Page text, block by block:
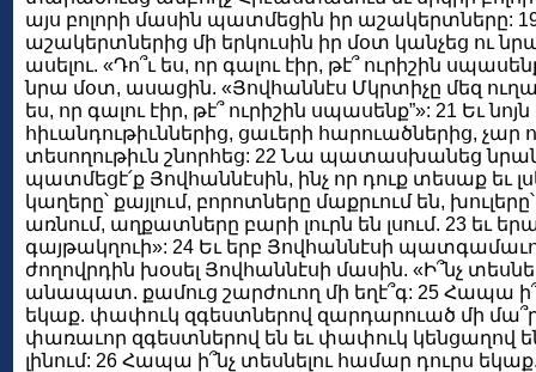
այս բոլորի մասին պատմեցին իր աշակերտները:
աշակերտներից մի երկուսին իր մօտ կանչեց ու
ասելու. «Դո՞ւ ես, որ գալու էիր, թէ՞ ուրիշին
նրա մօտ, ասացին. «Յովհաննէս Մկրտիչը մեզ
ես, որ գալու էիր, թէ՞ ուրիշին սպասենք”»: 21 Եւ
հիւանդութիւններից, ցաւերի հարուածներից, չար
տեսողութիւն շնորհեց: 22 Նա պատասխանեց
պատմեցէ՛ք Յովհաննէսին, ինչ որ դուք տեսաք եւ
կաղերը՝ քայլում, բորոտները մաքրւում են,
առնում, աղքատները բարի լուրն են լսում. 23 եւ
գայթակղուի»: 24 Եւ երբ Յովհաննէսի
ժողովրդին խօսել Յովհաննէսի մասին. «Ի՞նչ
անապատ. քամուց շարժուող մի եղէ՞գ: 25 Հապա
եկաք. փափուկ զգեստներով զարդարուած մի
փառաւոր զգեստներով են եւ փափուկ կենցաղով
լինում: 26 Հապա ի՞նչ տեսնելու համար դուրս